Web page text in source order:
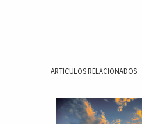
ARTICULOS RELACIONADOS